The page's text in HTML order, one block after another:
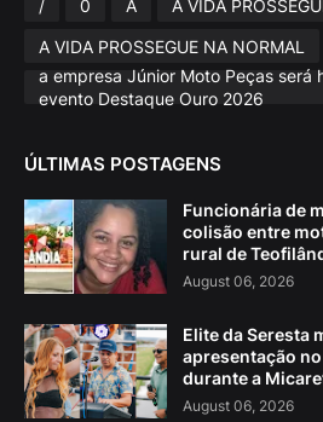
/ 0 A
A VIDA
A VIDA PROSSEGUE NA NORMAL
a empresa Júnior Moto Peças será
evento Destaque Ouro 2026
ÚLTIMAS POSTAGENS
Funcionária de
colisão entre
rural de
August 06, 2026
Elite da Seresta
apresentação
durante a
August 06, 2026